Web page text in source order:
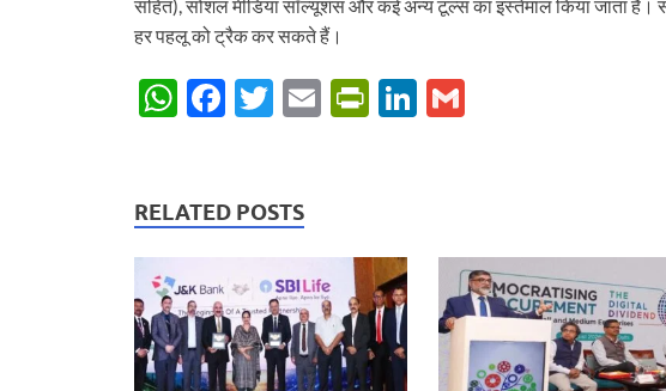
सहित), सोशल मीडिया सॉल्यूशंस और कई अन्य टूल्स का इस्तेमाल किया जाता
हर पहलू को ट्रैक कर सकते हैं।
W
s
p
p
F
b
o
k
T
er
E
P
ie
n
dl
y
Li
dI
RELATED POSTS